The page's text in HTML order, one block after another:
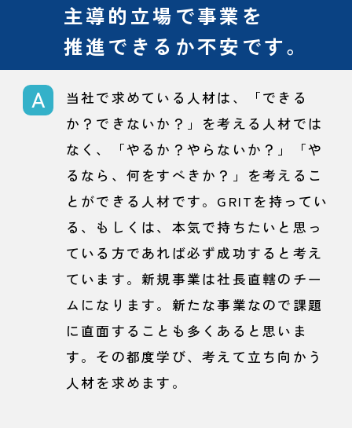
主導的立場で事業を
推進できるか不安です。
当社で求めている人材は、「できる
か？できないか？」を考える人材では
なく、「やるか？やらないか？」「や
るなら、何をすべきか？」を考えるこ
とができる人材です。GRITを持ってい
る、もしくは、本気で持ちたいと思っ
ている方であれば必ず成功すると考え
ています。新規事業は社長直轄のチー
ムになります。新たな事業なので課題
に直面することも多くあると思いま
す。その都度学び、考えて立ち向かう
人材を求めます。